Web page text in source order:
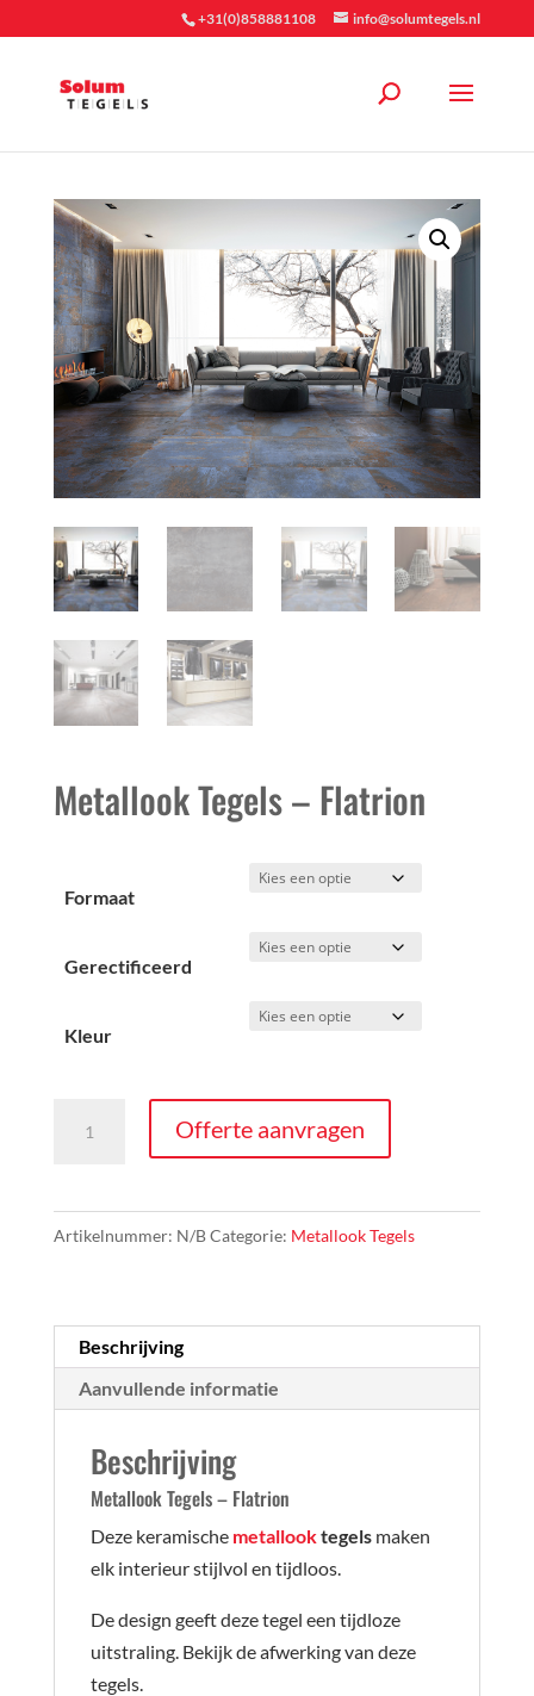
+31(0)858881108 info@solumtegels.nl
Metallook Tegels – Flatrion
Formaat
Gerectificeerd
Kleur
Tegels
Flatrion
aantal
Offerte aanvragen
Artikelnummer: N/BCategorie: Metallook Tegels
Beschrijving
Aanvullende informatie
Beschrijving
Metallook Tegels – Flatrion
Deze keramische metallooktegelsmaken
elk interieur stijlvol en tijdloos.
De design geeft deze tegel een tijdloze
uitstraling. Bekijk de afwerking van deze
tegels.